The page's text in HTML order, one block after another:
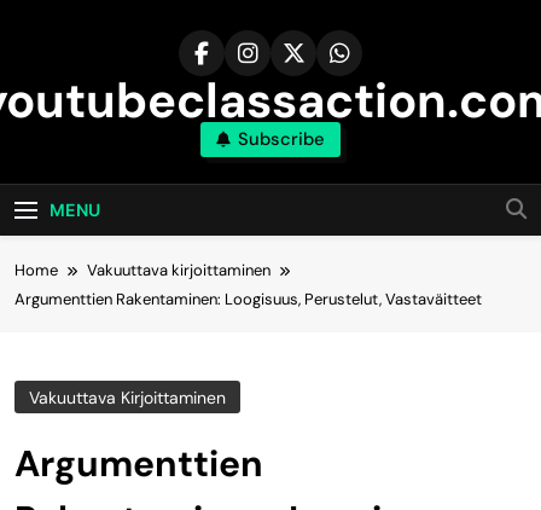
Subscribe
MENU
Home
Vakuuttava kirjoittaminen
Argumenttien Rakentaminen: Loogisuus, Perustelut, Vastaväitteet
Vakuuttava Kirjoittaminen
Argumenttien